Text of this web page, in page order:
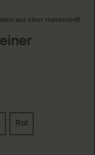
aus einer Handschrift
Rot